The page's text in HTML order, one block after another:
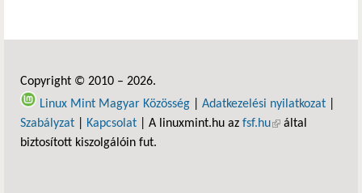
Copyright © 2010 – 2026.
Linux Mint Magyar Közösség
Adatkezelési nyilatkozat
Szabályzat
Kapcsolat | A linuxmint.hu az fsf.hu(külső hivatkozás)
által
biztosított kiszolgálóin fut.